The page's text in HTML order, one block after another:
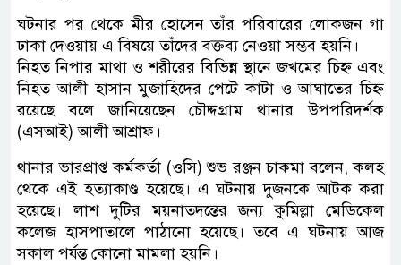
ঘটনার পর থেকে মীর হোসেন তাঁর পরিবারের লোকজন গা
ঢাকা দেওয়ায় এ বিষয়ে তাঁদের বক্তব্য নেওয়া সম্ভব হয়নি।
নিহত নিপার মাথা ও শরীরের বিভিন্ন স্থানে জখমের চিহ্ন এবং
নিহত আলী হাসান মুজাহিদের পেটে কাটা ও আঘাতের চিহ্ন
রয়েছে বলে জানিয়েছেন চৌদ্দগ্রাম থানার উপপরিদর্শক
(এসআই) আলী আশ্রাফ।
থানার ভারপ্রাপ্ত কর্মকর্তা (ওসি) শুভ রঞ্জন চাকমা বলেন, কলহ
থেকে এই হত্যাকাণ্ড হয়েছে। এ ঘটনায় দুজনকে আটক করা
হয়েছে। লাশ দুটির ময়নাতদন্তের জন্য কুমিল্লা মেডিকেল
কলেজ হাসপাতালে পাঠানো হয়েছে। তবে এ ঘটনায় আজ
সকাল পর্যন্ত কোনো মামলা হয়নি।